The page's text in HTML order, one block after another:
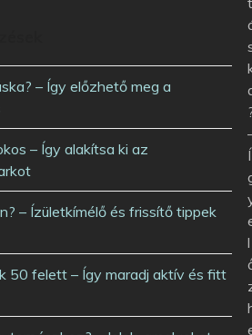
– Így előzhető meg a
– Így alakítsa ki az
– Ízületkímélő és frissítő tippek
50 felett – Így maradj aktív és fitt
Í
l